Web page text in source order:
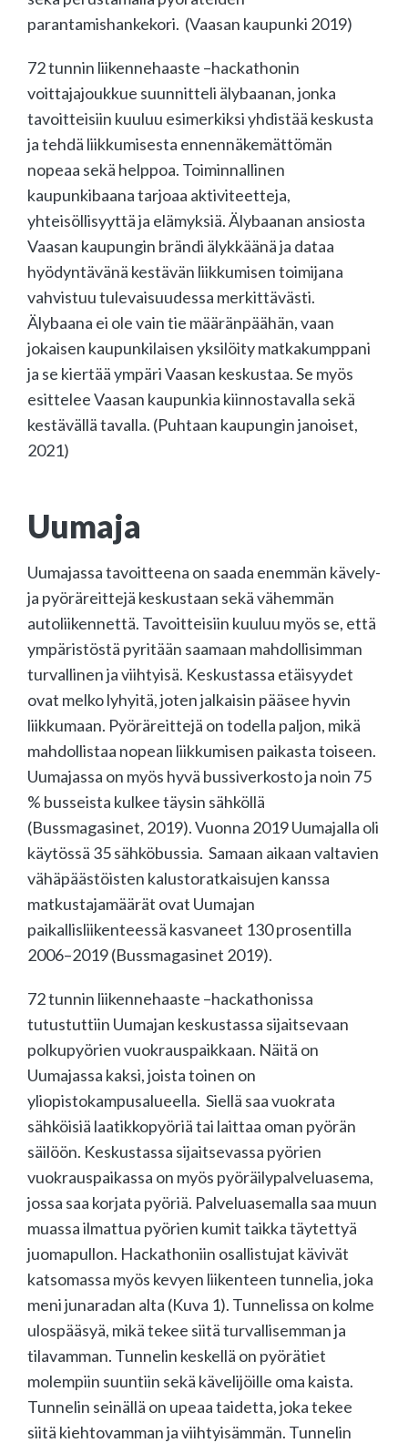
parantamishankekori. (Vaasan kaupunki 2019)
72 tunnin liikennehaaste –hackathonin
voittajajoukkue suunnitteli älybaanan, jonka
tavoitteisiin kuuluu esimerkiksi yhdistää keskusta
ja tehdä liikkumisesta ennennäkemättömän
nopeaa sekä helppoa. Toiminnallinen
kaupunkibaana tarjoaa aktiviteetteja,
yhteisöllisyyttä ja elämyksiä. Älybaanan ansiosta
Vaasan kaupungin brändi älykkäänä ja dataa
hyödyntävänä kestävän liikkumisen toimijana
vahvistuu tulevaisuudessa merkittävästi.
Älybaana ei ole vain tie määränpäähän, vaan
jokaisen kaupunkilaisen yksilöity matkakumppani
ja se kiertää ympäri Vaasan keskustaa. Se myös
esittelee Vaasan kaupunkia kiinnostavalla sekä
kestävällä tavalla. (Puhtaan kaupungin janoiset,
2021)
Uumaja
Uumajassa tavoitteena on saada enemmän kävely-
ja pyöräreittejä keskustaan sekä vähemmän
autoliikennettä. Tavoitteisiin kuuluu myös se, että
ympäristöstä pyritään saamaan mahdollisimman
turvallinen ja viihtyisä. Keskustassa etäisyydet
ovat melko lyhyitä, joten jalkaisin pääsee hyvin
liikkumaan. Pyöräreittejä on todella paljon, mikä
mahdollistaa nopean liikkumisen paikasta toiseen.
Uumajassa on myös hyvä bussiverkosto ja noin 75
% busseista kulkee täysin sähköllä
(Bussmagasinet, 2019). Vuonna 2019 Uumajalla oli
käytössä 35 sähköbussia. Samaan aikaan valtavien
vähäpäästöisten kalustoratkaisujen kanssa
matkustajamäärät ovat Uumajan
paikallisliikenteessä kasvaneet 130 prosentilla
2006–2019 (Bussmagasinet 2019).
72 tunnin liikennehaaste –hackathonissa
tutustuttiin Uumajan keskustassa sijaitsevaan
polkupyörien vuokrauspaikkaan. Näitä on
Uumajassa kaksi, joista toinen on
yliopistokampusalueella. Siellä saa vuokrata
sähköisiä laatikkopyöriä tai laittaa oman pyörän
säilöön. Keskustassa sijaitsevassa pyörien
vuokrauspaikassa on myös pyöräilypalveluasema,
jossa saa korjata pyöriä. Palveluasemalla saa muun
muassa ilmattua pyörien kumit taikka täytettyä
juomapullon. Hackathoniin osallistujat kävivät
katsomassa myös kevyen liikenteen tunnelia, joka
meni junaradan alta (Kuva 1). Tunnelissa on kolme
ulospääsyä, mikä tekee siitä turvallisemman ja
tilavamman. Tunnelin keskellä on pyörätiet
molempiin suuntiin sekä kävelijöille oma kaista.
Tunnelin seinällä on upeaa taidetta, joka tekee
siitä kiehtovamman ja viihtyisämmän. Tunnelin